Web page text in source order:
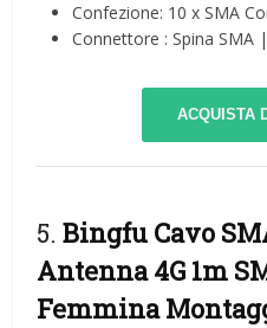
Confezione: 10 x SMA
Connettore : Spina SMA
ACQUISTA
5.Bingfu Cavo
Antenna 4G 1m
Femmina